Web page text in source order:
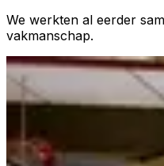
We werkten al eerder
vakmanschap.